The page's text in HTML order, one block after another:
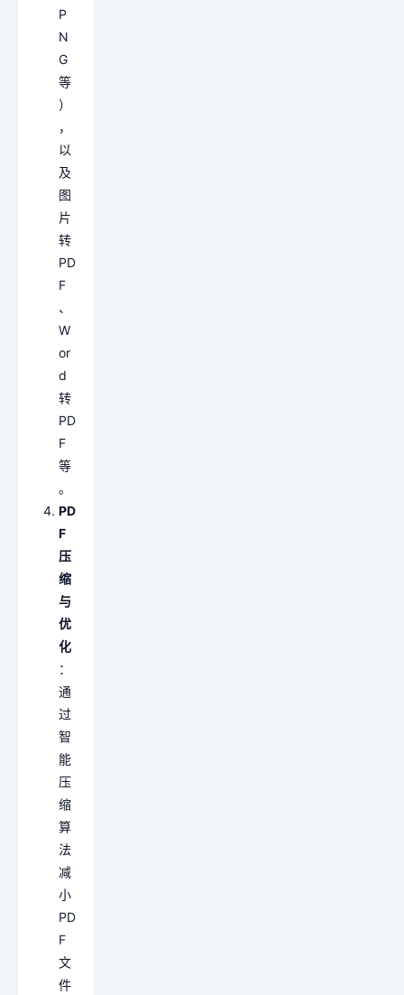
P
N
G
等
）
，
以
及
图
片
转
PD
F
、
W
or
d
转
PD
F
等
。
PD
F
压
缩
与
优
化
：
通
过
智
能
压
缩
算
法
减
小
PD
F
文
件